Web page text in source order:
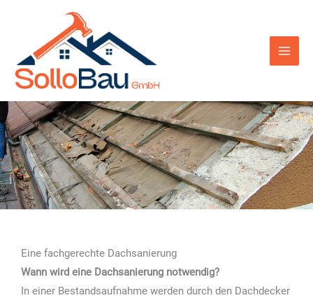
springen
Eine fachgerechte Dachsanierung
Wann wird eine Dachsanierung notwendig?
In einer Bestandsaufnahme werden durch den Dachdecker